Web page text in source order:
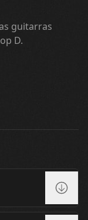
guitarras
D.
- Matador